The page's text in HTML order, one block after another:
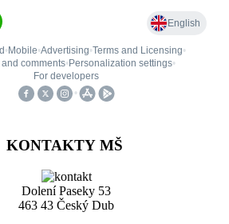
KONTAKTY MŠ
Dolení Paseky 53
463 43 Český Dub